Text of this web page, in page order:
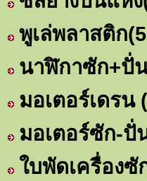
พูเล่พลาสติก
นาฬิกาซัก+ปั่
มอเตอร์เดรน
มอเตอร์ซัก-ปั่
ใบพัดเครื่องซั